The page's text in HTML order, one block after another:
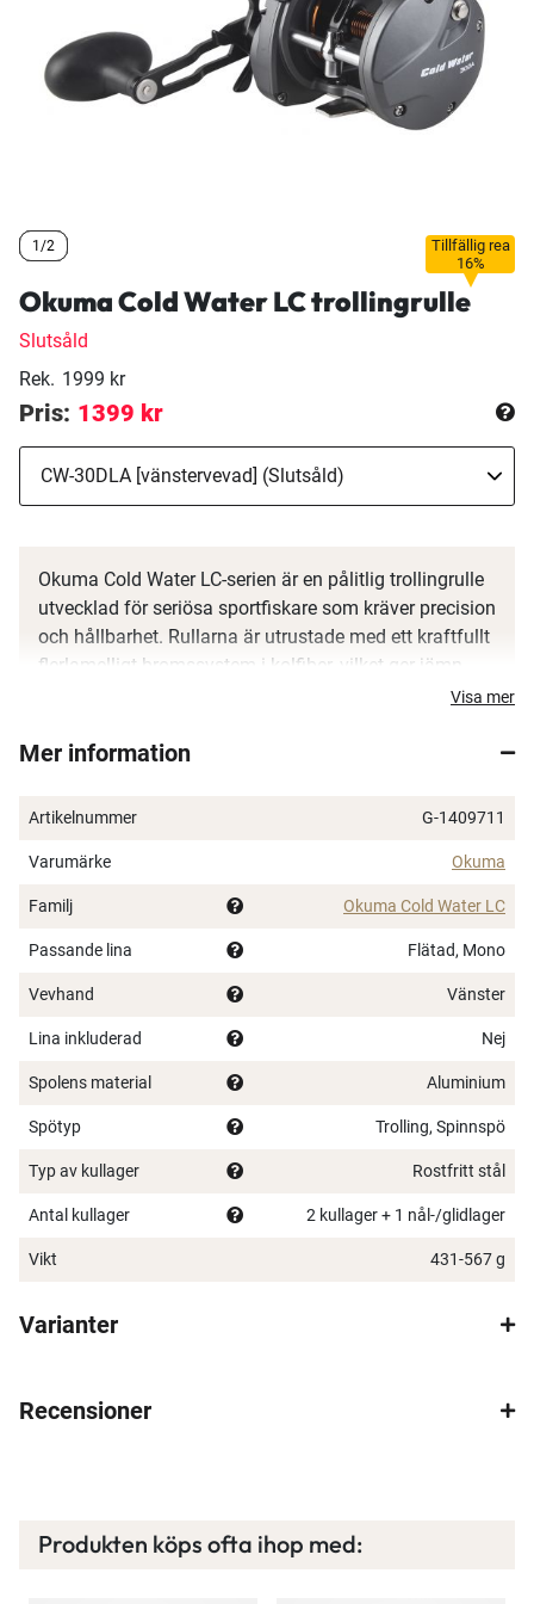
Tillfällig rea
16%
1/2
1/2
1/2
Okuma Cold Water LC trollingrulle
Slutsåld
Rek. 1999 kr
Pris: 1399 kr
Okuma Cold Water LC-serien är en pålitlig trollingrulle
utvecklad för seriösa sportfiskare som kräver precision
och hållbarhet. Rullarna är utrustade med ett kraftfullt
flerlamelligt bromssystem i kolfiber, vilket ger jämn
och pålitlig bromsverkan även under hård belastning.
korrosionsbeständig aluminium gör dem väl
integrerad linräknare i fot används rullarna för exakt
avgörande för framgångsrik trolling.
Modeller och specifikationer:
1409711 – CW-20DA LC: Högervevad, utväxling
5.1:1, balanserad kraft och hastighet
linkapacitet för kraftigare fiske
1409713 – CW-30DHA LC: Högervevad, extra
1409714 – CW-30DLA LC: Vänstervevad, samma
prestanda för dem som föredrar att veva med
Kraftfullt flerlamelligt bromssystem i kolfiber för
Linräknare i fot för exakt kontroll över betesdjup
CW-30DHA med extra linkapacitet för kraftfullt fiske
Visa mer
Mer information
Artikelnummer G-1409711
Varumärke Okuma
Familj Okuma Cold Water LC
Passande lina Flätad, Mono
Vevhand Vänster
Lina inkluderad Nej
Spolens material Aluminium
Spötyp Trolling, Spinnspö
Typ av kullager Rostfritt stål
Antal kullager 2 kullager + 1 nål-/glidlager
Vikt 431-567 g
Varianter
Recensioner
Produkten köps ofta ihop med: